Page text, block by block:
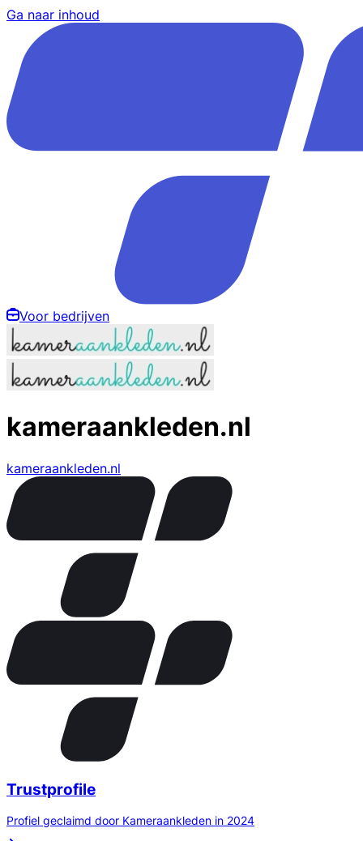
Ga naar inhoud
Voor bedrijven
kameraankleden.nl
kameraankleden.nl
Trustprofile
Profiel geclaimd door Kameraankleden in 2024